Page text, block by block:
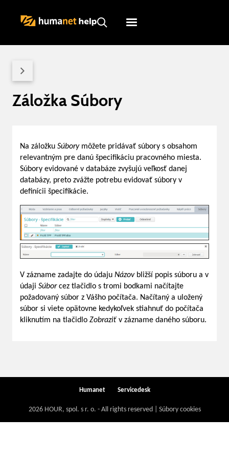
Humanet
Záložka Súbory
Na záložku Súborymôžete pridávať súbory s obsahom
relevantným pre danú špecifikáciu pracovného miesta.
Súbory evidované v databáze zvyšujú veľkosť danej
databázy, preto zvážte potrebu evidovať súbory v
definícii špecifikácie.
V zázname zadajte do údaju Názovbližší popis súboru a v
údaji Súborcez tlačidlo s tromi bodkami načítajte
požadovaný súbor z Vášho počítača. Načítaný a uložený
súbor si viete opätovne kedykoľvek stiahnuť do počítača
kliknutím na tlačidlo Zobraziť v zázname daného súboru.
2026 HOUR, spol. s r. o. - All rights reserved | Súbory cookies
Humanet Servicedesk